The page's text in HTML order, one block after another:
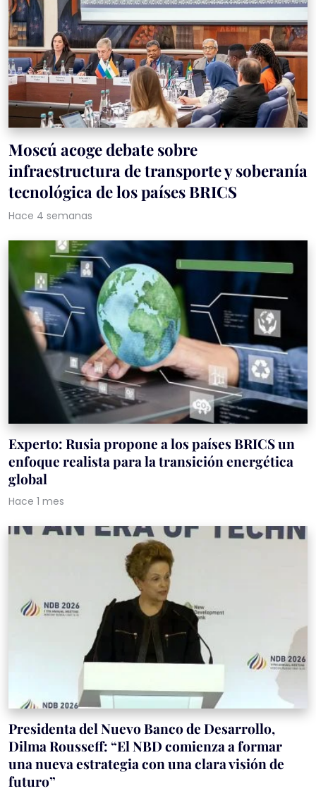
Moscú acoge debate sobre
infraestructura de transporte y soberanía
tecnológica de los países BRICS
Hace 4 semanas
Experto: Rusia propone a los países BRICS un
enfoque realista para la transición energética
global
Hace 1 mes
Presidenta del Nuevo Banco de Desarrollo,
Dilma Rousseff: “El NBD comienza a formar
una nueva estrategia con una clara visión de
futuro”